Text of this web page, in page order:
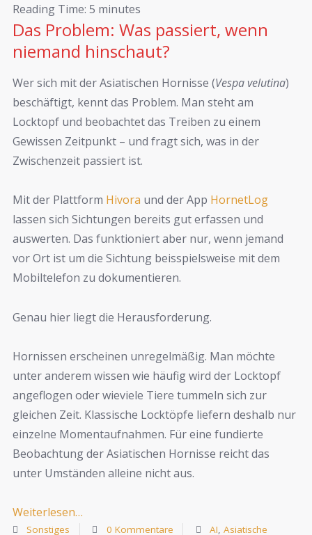
Reading Time: 5 minutes
Das Problem: Was passiert, wenn
niemand hinschaut?
Wer sich mit der Asiatischen Hornisse (Vespa velutina)
beschäftigt, kennt das Problem. Man steht am
Locktopf und beobachtet das Treiben zu einem
Gewissen Zeitpunkt – und fragt sich, was in der
Zwischenzeit passiert ist.
Mit der Plattform Hivora und der App HornetLog
lassen sich Sichtungen bereits gut erfassen und
auswerten. Das funktioniert aber nur, wenn jemand
vor Ort ist um die Sichtung beisspielsweise mit dem
Mobiltelefon zu dokumentieren.
Genau hier liegt die Herausforderung.
Hornissen erscheinen unregelmäßig. Man möchte
unter anderem wissen wie häufig wird der Locktopf
angeflogen oder wieviele Tiere tummeln sich zur
gleichen Zeit. Klassische Locktöpfe liefern deshalb nur
einzelne Momentaufnahmen. Für eine fundierte
Beobachtung der Asiatischen Hornisse reicht das
unter Umständen alleine nicht aus.
Weiterlesen…
Sonstiges 0 Kommentare AI, Asiatische